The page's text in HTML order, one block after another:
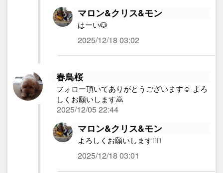
マロン&クリス&モン
はーい🐶
2025/12/18 03:02
春鳥桜
フォロー頂いてありがとうございます☺️ よろ
しくお願いします🙇
2025/12/05 22:44
マロン&クリス&モン
よろしくお願いします🙇‍♀️
2025/12/18 03:01